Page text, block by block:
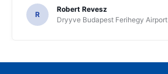
R
Robert Revesz
Dryyve Budapest Ferihegy Airport